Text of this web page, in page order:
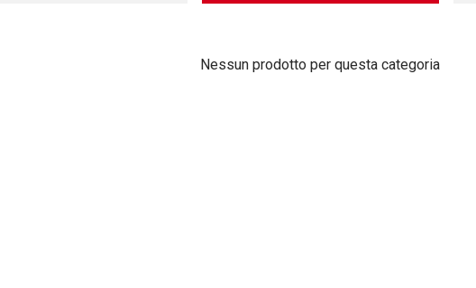
Nessun prodotto per questa categoria